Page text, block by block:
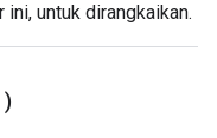
ini, untuk dirangkaikan.